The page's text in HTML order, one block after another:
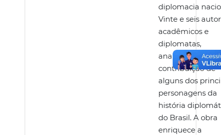
diplomacia
Vinte e seis
acadêmicos e
diplomatas,
analisaram a
contribuição de
alguns dos
personagens da
história
do Brasil. A obra
enriquece a